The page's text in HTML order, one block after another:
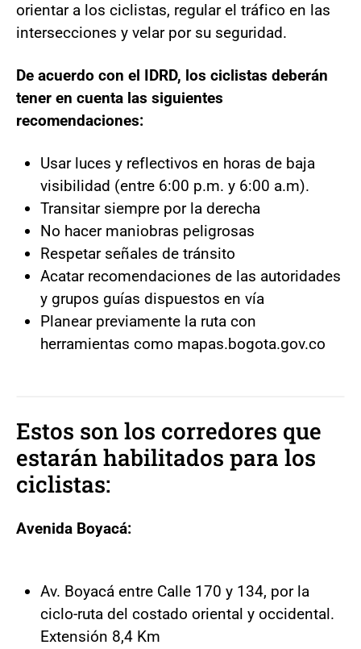
orientar a los ciclistas, regular el tráfico en las
intersecciones y velar por su seguridad.
De acuerdo con el IDRD, los ciclistas deberán
tener en cuenta las siguientes
recomendaciones:
Usar luces y reflectivos en horas de baja
visibilidad (entre 6:00 p.m. y 6:00 a.m).
Transitar siempre por la derecha
No hacer maniobras peligrosas
Respetar señales de tránsito
Acatar recomendaciones de las autoridades
y grupos guías dispuestos en vía
Planear previamente la ruta con
herramientas como mapas.bogota.gov.co
Estos son los corredores que
estarán habilitados para los
ciclistas:
Avenida Boyacá:
Av. Boyacá entre Calle 170 y 134, por la
ciclo-ruta del costado oriental y occidental.
Extensión 8,4 Km